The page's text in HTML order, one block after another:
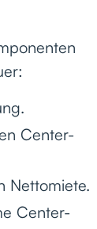
Center-
Nettomiete.
Center-